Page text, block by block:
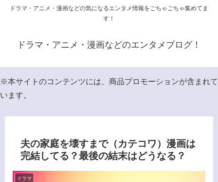
ドラマ・アニメ・漫画などの気になるエンタメ情報をごちゃごちゃ集めてま
す！
ドラマ・アニメ・漫画などのエンタメブログ！
※本サイトのコンテンツには、商品プロモーションが含まれて
います。
夫の家庭を壊すまで（カテコワ）漫画は
完結してる？最後の結末はどうなる？
ドラマ